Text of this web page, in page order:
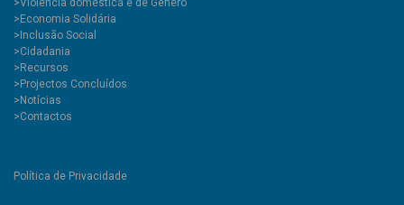
>Violência doméstica e de Género
>Economia Solidária
>Inclusão Social
>Cidadania
>Recursos
>Projectos Concluídos
>Notícias
>Contactos
Política de Privacidade